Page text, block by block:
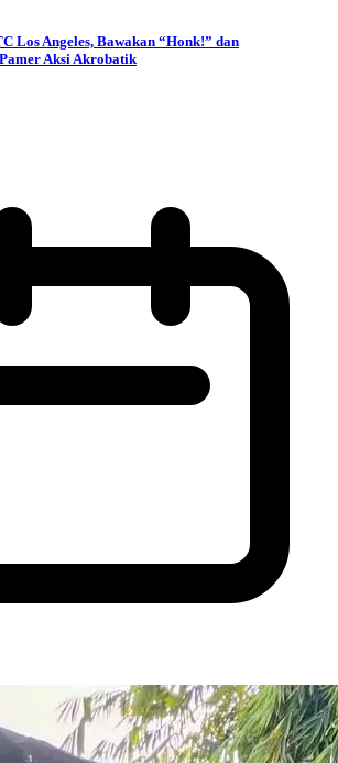
Los Angeles, Bawakan “Honk!” dan
Aksi Akrobatik